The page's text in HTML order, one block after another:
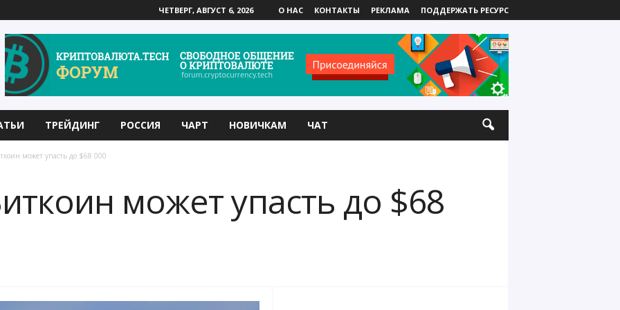
ЧЕТВЕРГ, АВГУСТ 6, 2026 О НАС КОНТАКТЫ РЕКЛАМА ПОДДЕРЖАТЬ РЕСУРС
ТРЕЙДИНГ РОССИЯ ЧАРТ НОВИЧКАМ ЧАТ
может упасть до $68 000
может упасть до $68